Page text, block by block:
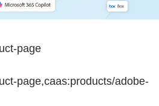
page
page,caas:products/adobe-